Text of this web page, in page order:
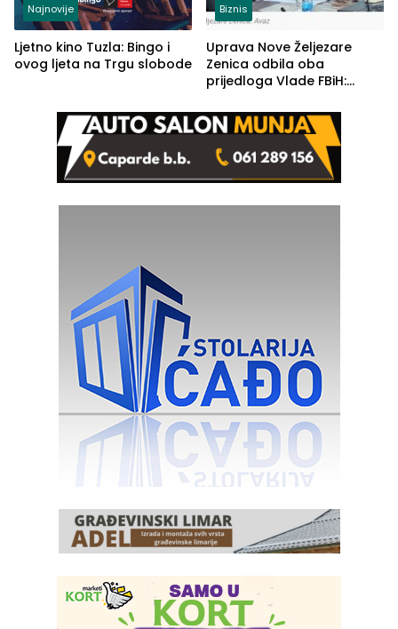
Najnovije
Ljetno kino Tuzla: Bingo i
ovog ljeta na Trgu slobode
Biznis
Uprava Nove Željezare
Zenica odbila oba
prijedloga Vlade FBiH:
rješenje